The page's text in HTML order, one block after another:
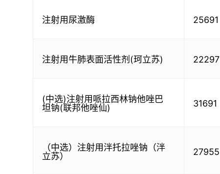
注射用尿激酶 25691
注射用牛肺表面活性剂(珂立苏) 22297
(中选)注射用哌拉西林钠他唑巴
坦钠(联邦他唑仙)
31691
（中选）注射用泮托拉唑钠（泮
立苏）
27955